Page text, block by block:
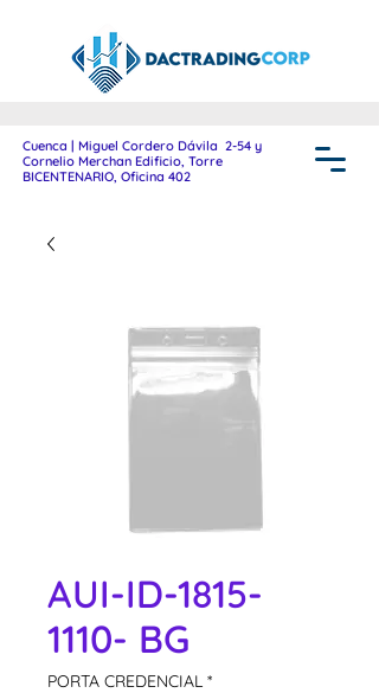
Cuenca | Miguel Cordero Dávila 2-54 y
Cornelio Merchan Edificio, Torre
BICENTENARIO, Oficina 402
AUI-ID-1815-
1110- BG
PORTA CREDENCIAL *